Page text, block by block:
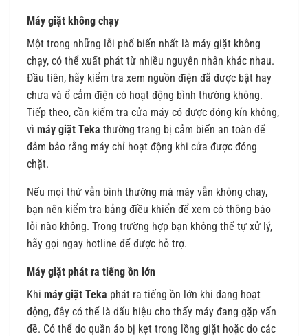
Máy giặt không chạy
Một trong những lỗi phổ biến nhất là máy giặt không
chạy, có thể xuất phát từ nhiều nguyên nhân khác nhau.
Đầu tiên, hãy kiểm tra xem nguồn điện đã được bật hay
chưa và ổ cắm điện có hoạt động bình thường không.
Tiếp theo, cần kiểm tra cửa máy có được đóng kín không,
vì máy giặt Teka thường trang bị cảm biến an toàn để
đảm bảo rằng máy chỉ hoạt động khi cửa được đóng
chặt.
Nếu mọi thứ vẫn bình thường mà máy vẫn không chạy,
bạn nên kiểm tra bảng điều khiển để xem có thông báo
lỗi nào không. Trong trường hợp bạn không thể tự xử lý,
hãy gọi ngay hotline để được hỗ trợ.
Máy giặt phát ra tiếng ồn lớn
Khi máy giặt Teka phát ra tiếng ồn lớn khi đang hoạt
động, đây có thể là dấu hiệu cho thấy máy đang gặp vấn
đề. Có thể do quần áo bị kẹt trong lồng giặt hoặc do các